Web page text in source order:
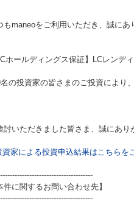
もmaneoをご利用いただき、誠にあ
ホールディングス保証】LCレンデ
名の投資家の皆さまのご投資により
討いただきました皆さま、誠にあり
資家による投資申込結果はこちらを
件に関するお問い合わせ先】